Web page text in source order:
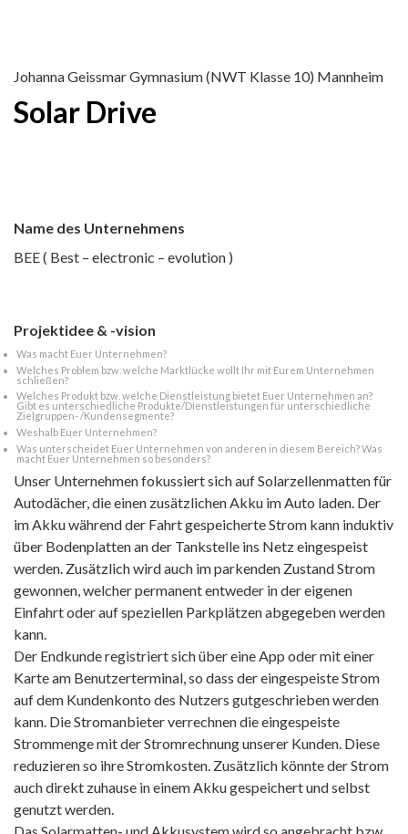
Johanna Geissmar Gymnasium (NWT Klasse 10) Mannheim
Solar Drive
Name des Unternehmens
BEE ( Best – electronic – evolution )
Projektidee & -vision
Was macht Euer Unternehmen?
Welches Problem bzw. welche Marktlücke wollt Ihr mit Eurem Unternehmen
schließen?
Welches Produkt bzw. welche Dienstleistung bietet Euer Unternehmen an?
Gibt es unterschiedliche Produkte/Dienstleistungen für unterschiedliche
Zielgruppen- /Kundensegmente?
Weshalb Euer Unternehmen?
Was unterscheidet Euer Unternehmen von anderen in diesem Bereich? Was
macht Euer Unternehmen so besonders?
Unser Unternehmen fokussiert sich auf Solarzellenmatten für
Autodächer, die einen zusätzlichen Akku im Auto laden. Der
im Akku während der Fahrt gespeicherte Strom kann induktiv
über Bodenplatten an der Tankstelle ins Netz eingespeist
werden. Zusätzlich wird auch im parkenden Zustand Strom
gewonnen, welcher permanent entweder in der eigenen
Einfahrt oder auf speziellen Parkplätzen abgegeben werden
kann.
Der Endkunde registriert sich über eine App oder mit einer
Karte am Benutzerterminal, so dass der eingespeiste Strom
auf dem Kundenkonto des Nutzers gutgeschrieben werden
kann. Die Stromanbieter verrechnen die eingespeiste
Strommenge mit der Stromrechnung unserer Kunden. Diese
reduzieren so ihre Stromkosten. Zusätzlich könnte der Strom
auch direkt zuhause in einem Akku gespeichert und selbst
genutzt werden.
Das Solarmatten- und Akkusystem wird so angebracht bzw.